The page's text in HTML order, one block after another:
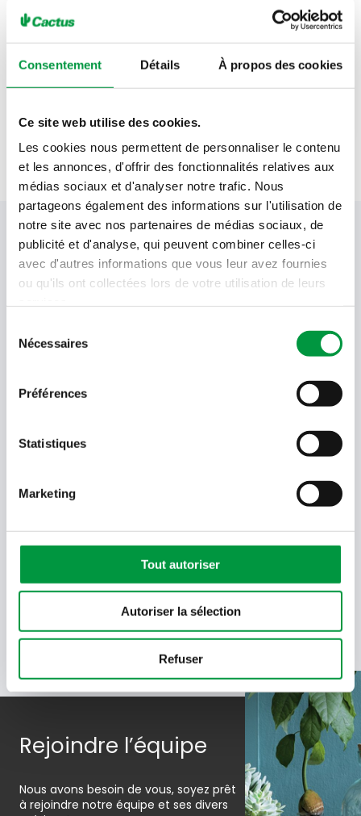
Consentement Détails À propos des cookies
Ce site web utilise des cookies.
Les cookies nous permettent de personnaliser le contenu
et les annonces, d'offrir des fonctionnalités relatives aux
médias sociaux et d'analyser notre trafic. Nous
partageons également des informations sur l'utilisation de
notre site avec nos partenaires de médias sociaux, de
publicité et d'analyse, qui peuvent combiner celles-ci
avec d'autres informations que vous leur avez fournies
ou qu'ils ont collectées lors de votre utilisation de leurs
Nécessaires
Préférences
Statistiques
Marketing
Tout autoriser
Autoriser la sélection
Refuser
500g
tagliatelles Alnatura
Votre newsletter Cactus
Offres, recettes, promotions et offres exclusives en
réception !
adresse
email
Language
- Sélectionner -
Quel code est dans l'image ?
dans l'image.
En soumettant votre adresse e-mail, vous acceptez de
recevoir des e-mails de Cactus et acceptez la politique de
données de Cactus.En savoir plus
Rejoindre l’équipe
Nous avons besoin de vous, soyez prêt
à rejoindre notre équipe et ses divers